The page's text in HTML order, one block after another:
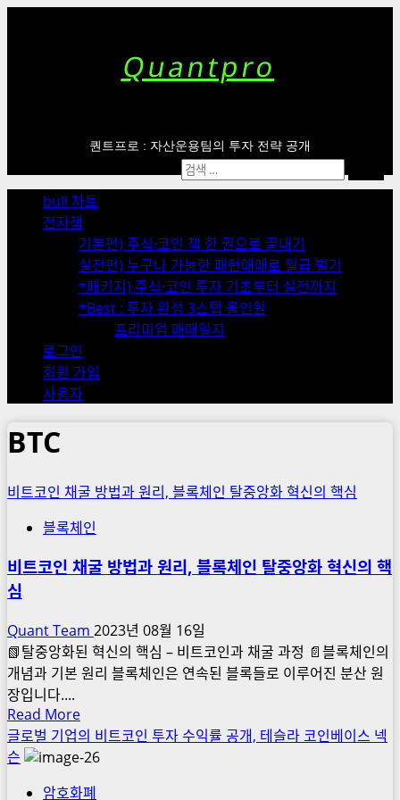
Quantpro
퀀트프로 : 자산운용팀의 투자 전략 공개
Menu
bull 차트
전자책
기본편) 주식·코인 책 한 권으로 끝내기
실전편) 누구나 가능한 패턴매매로 월급 벌기
*패키지) 주식·코인 투자 기초부터 실전까지
*Best : 투자 완성 3스텝 올인원
프리미엄 매매일지
로그인
회원 가입
사용자
검
색:
BTC
비트코인 채굴 방법과 원리, 블록체인 탈중앙화 혁신의 핵심
블록체인
비트코인 채굴 방법과 원리, 블록체인 탈중앙화 혁신의 핵
심
Quant Team 2023년 08월 16일
📗탈중앙화된 혁신의 핵심 – 비트코인과 채굴 과정 📄블록체인의
개념과 기본 원리 블록체인은 연속된 블록들로 이루어진 분산 원
장입니다....
Read MoreRead
more
about
트
글로벌 기업의 비트코인 투자 수익률 공개, 테슬라 코인베이스 넥
슨
암호화폐